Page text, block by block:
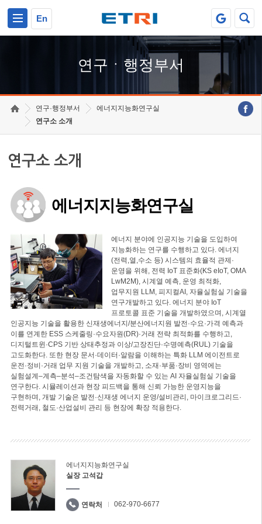
En
연구ㆍ행정부서
연구·행정부서
에너지지능화연구실
연구소 소개
연구소 소개
에너지지능화연구실
에너지 분야에 인공지능 기술을 도입하여
지능화하는 연구를 수행하고 있다. 에너지
(전력,열,수소 등) 시스템의 효율적 관제·
운영을 위해, 전력 IoT 표준화(KS eIoT, OMA
LwM2M), 시계열 예측, 운영 최적화,
업무지원 LLM, 피지컬AI, 자율실험실 기술을
연구개발하고 있다. 에너지 분야 IoT
프로토콜 표준 기술을 개발하였으며, 시계열
인공지능 기술을 활용한 신재생에너지/분산에너지원 발전·수요·가격 예측과
이를 연계한 ESS 스케줄링·수요자원(DR)·거래 전략 최적화를 수행하고,
디지털트윈·CPS 기반 상태추정과 이상/고장진단·수명예측(RUL) 기술을
고도화한다. 또한 현장 문서·데이터·알람을 이해하는 특화 LLM 에이전트로
운전·정비·거래 업무 지원 기술을 개발하고, 소재·부품·장비 영역에는
실험설계–계측–분석–조건탐색을 자동화할 수 있는 AI 자율실험실 기술을
연구한다. 시뮬레이션과 현장 피드백을 통해 신뢰 가능한 운영지능을
구현하며, 개발 기술은 발전·신재생 에너지 운영/설비관리, 마이크로그리드·
전력거래, 철도·산업설비 관리 등 현장에 확장 적용한다.
에너지지능화연구실
실장 고석갑
연락처 062-970-6677